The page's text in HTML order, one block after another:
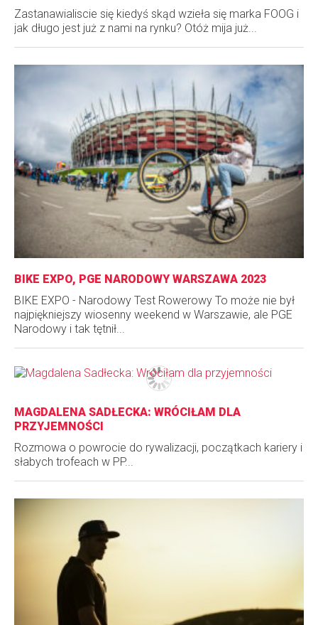
Zastanawialiscie się kiedyś skąd wzieła się marka FOOG i
jak długo jest już z nami na rynku? Otóż mija już...
BIKE EXPO, PGE NARODOWY WARSZAWA 2023
BIKE EXPO - Narodowy Test Rowerowy To może nie był
najpiękniejszy wiosenny weekend w Warszawie, ale PGE
Narodowy i tak tętnił...
MAGDALENA SADŁECKA: WRÓCIŁAM DLA
PRZYJEMNOŚCI
Rozmowa o powrocie do rywalizacji, początkach kariery i
słabych trofeach w PP...